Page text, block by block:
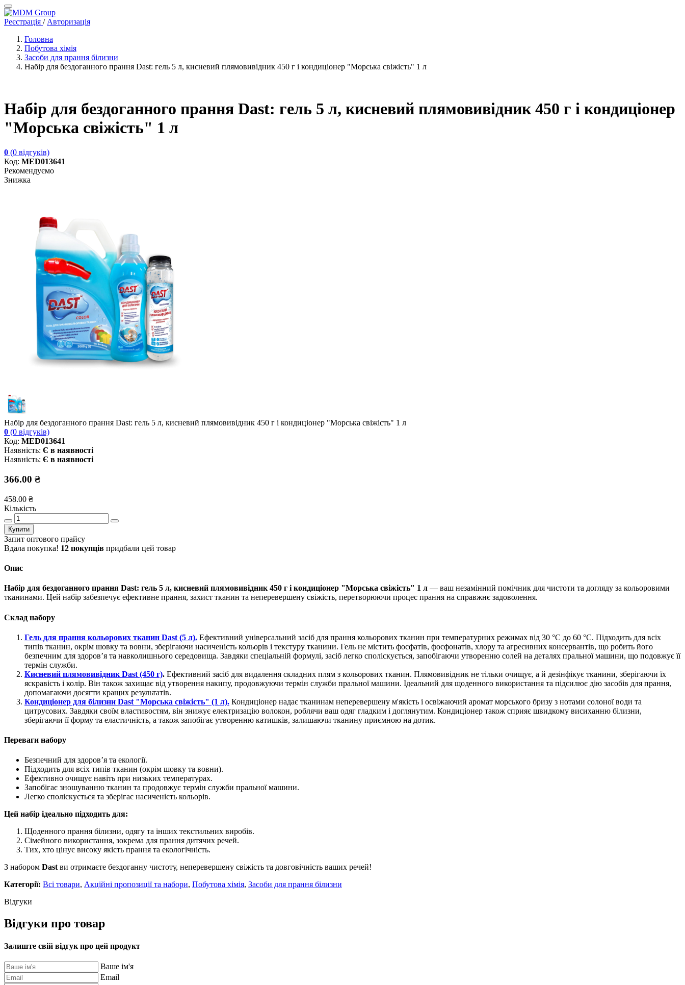
Реєстрація / Авторизація
Головна
Побутова хімія
Засоби для прання білизни
Набір для бездоганного прання Dast: гель 5 л, кисневий плямовивідник 450 г і кондиціонер "Морська свіжість" 1 л
Набір для бездоганного прання Dast: гель 5 л, кисневий плямовивідник 450 г і кондиціонер
"Морська свіжість" 1 л
0 (0 відгуків)
Код: MED013641
Рекомендуємо
Знижка
Набір для бездоганного прання Dast: гель 5 л, кисневий плямовивідник 450 г і кондиціонер "Морська свіжість" 1 л
0 (0 відгуків)
Код: MED013641
Наявність: Є в наявності
Наявність: Є в наявності
366.00 ₴
458.00 ₴
Кількість
Купити
Запит оптового прайсу
Вдала покупка! 12 покупців придбали цей товар
Опис
Набір для бездоганного прання Dast: гель 5 л, кисневий плямовивідник 450 г і кондиціонер "Морська свіжість" 1 л — ваш незамінний помічник для чистоти та догляду за кольоровими
тканинами. Цей набір забезпечує ефективне прання, захист тканин та неперевершену свіжість, перетворюючи процес прання на справжнє задоволення.
Склад набору
Гель для прання кольорових тканин Dast (5 л). Ефективний універсальний засіб для прання кольорових тканин при температурних режимах від 30 °С до 60 °С. Підходить для всіх
типів тканин, окрім шовку та вовни, зберігаючи насиченість кольорів і текстуру тканини. Гель не містить фосфатів, фосфонатів, хлору та агресивних консервантів, що робить його
безпечним для здоров’я та навколишнього середовища. Завдяки спеціальній формулі, засіб легко споліскується, запобігаючи утворенню солей на деталях пральної машини, що подовжує її
термін служби.
Кисневий плямовивідник Dast (450 г). Ефективний засіб для видалення складних плям з кольорових тканин. Плямовивідник не тільки очищує, а й дезінфікує тканини, зберігаючи їх
яскравість і колір. Він також захищає від утворення накипу, продовжуючи термін служби пральної машини. Ідеальний для щоденного використання та підсилює дію засобів для прання,
допомагаючи досягти кращих результатів.
Кондиціонер для білизни Dast "Морська свіжість" (1 л). Кондиціонер надає тканинам неперевершену м'якість і освіжаючий аромат морського бризу з нотами солоної води та
цитрусових. Завдяки своїм властивостям, він знижує електризацію волокон, роблячи ваш одяг гладким і доглянутим. Кондиціонер також сприяє швидкому висиханню білизни,
зберігаючи її форму та еластичність, а також запобігає утворенню катишків, залишаючи тканину приємною на дотик.
Переваги набору
Безпечний для здоров’я та екології.
Підходить для всіх типів тканин (окрім шовку та вовни).
Ефективно очищує навіть при низьких температурах.
Запобігає зношуванню тканин та продовжує термін служби пральної машини.
Легко споліскується та зберігає насиченість кольорів.
Цей набір ідеально підходить для:
Щоденного прання білизни, одягу та інших текстильних виробів.
Сімейного використання, зокрема для прання дитячих речей.
Тих, хто цінує високу якість прання та екологічність.
З набором Dastви отримаєте бездоганну чистоту, неперевершену свіжість та довговічність ваших речей!
Категорії: Всі товари, Акційні пропозиції та набори, Побутова хімія, Засоби для прання білизни
Відгуки
Відгуки про товар
Залиште свій відгук про цей продукт
Ваше ім'я
Email